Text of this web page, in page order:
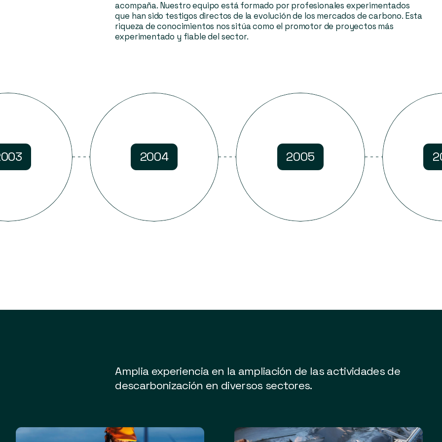
acompaña. Nuestro equipo está formado por profesionales experimentados
que han sido testigos directos de la evolución de los mercados de carbono. Esta
riqueza de conocimientos nos sitúa como el promotor de proyectos más
experimentado y fiable del sector.
2004 2005
Amplia experiencia en la ampliación de las actividades de
descarbonización en diversos sectores.